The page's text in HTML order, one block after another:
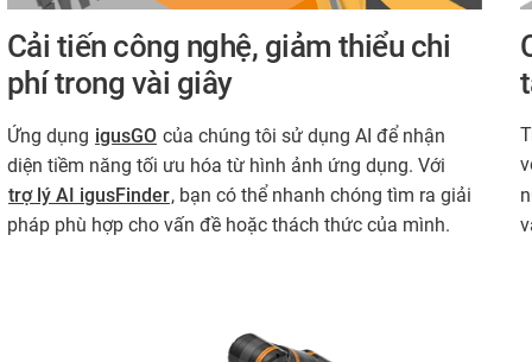
Cải tiến công nghệ, giảm thiểu chi
phí trong vài giây
Ứng dụng igusGO của chúng tôi sử dụng AI để nhận
diện tiềm năng tối ưu hóa từ hình ảnh ứng dụng. Với
trợ lý AI igusFinder, bạn có thể nhanh chóng tìm ra giải
pháp phù hợp cho vấn đề hoặc thách thức của mình.